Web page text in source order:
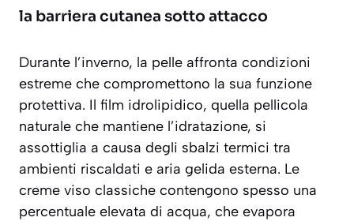
la barriera cutanea sotto attacco
Durante l’inverno, la pelle affronta condizioni
estreme che compromettono la sua funzione
protettiva. Il film idrolipidico, quella pellicola
naturale che mantiene l’idratazione, si
assottiglia a causa degli sbalzi termici tra
ambienti riscaldati e aria gelida esterna. Le
creme viso classiche contengono spesso una
percentuale elevata di acqua, che evapora